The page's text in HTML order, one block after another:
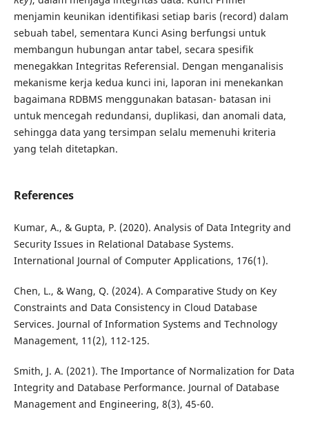
menjamin keunikan identifikasi setiap baris (record) dalam
sebuah tabel, sementara Kunci Asing berfungsi untuk
membangun hubungan antar tabel, secara spesifik
menegakkan Integritas Referensial. Dengan menganalisis
mekanisme kerja kedua kunci ini, laporan ini menekankan
bagaimana RDBMS menggunakan batasan- batasan ini
untuk mencegah redundansi, duplikasi, dan anomali data,
sehingga data yang tersimpan selalu memenuhi kriteria
yang telah ditetapkan.
References
Kumar, A., & Gupta, P. (2020). Analysis of Data Integrity and
Security Issues in Relational Database Systems.
International Journal of Computer Applications, 176(1).
Chen, L., & Wang, Q. (2024). A Comparative Study on Key
Constraints and Data Consistency in Cloud Database
Services. Journal of Information Systems and Technology
Management, 11(2), 112-125.
Smith, J. A. (2021). The Importance of Normalization for Data
Integrity and Database Performance. Journal of Database
Management and Engineering, 8(3), 45-60.